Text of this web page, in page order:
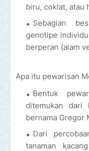
biru, coklat, atau
Sebagian
genotipe
berperan (alam
Apa itu pewarisan
Bentuk
ditemukan dari
bernama Gregor
Dari
tanaman